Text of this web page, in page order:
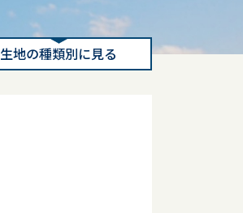
生地の種類別に見る